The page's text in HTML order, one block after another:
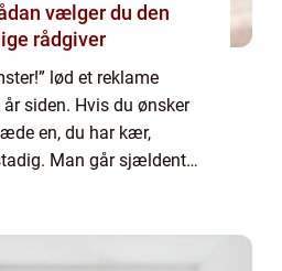
rådgiver
lød et reklame
siden. Hvis du ønsker
en, du har kær,
Man går sjældent